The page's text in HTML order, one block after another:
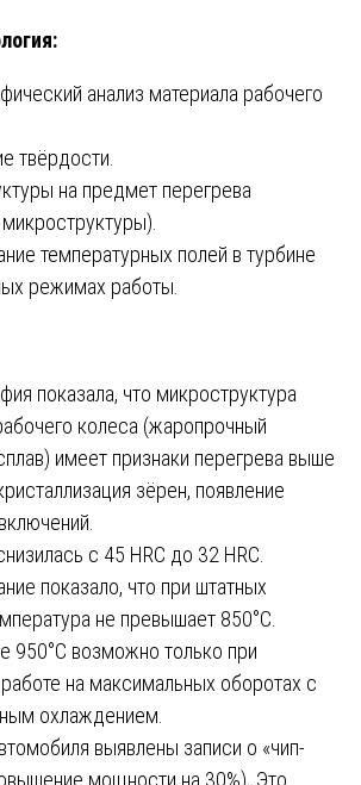
анализ материала рабочего
твёрдости.
на предмет перегрева
температурных полей в турбине
режимах работы.
показала, что микроструктура
колеса (жаропрочный
имеет признаки перегрева выше
зёрен, появление
с 45 HRC до 32 HRC.
показало, что при штатных
не превышает 850°C.
950°C возможно только при
на максимальных оборотах с
охлаждением.
выявлены записи о «чип-
мощности на 30%). Это